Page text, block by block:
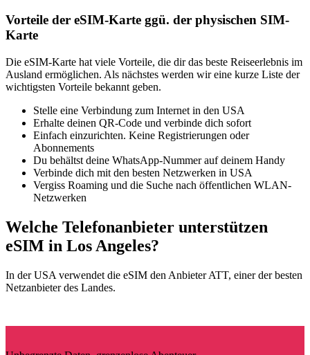
Vorteile der eSIM-Karte ggü. der physischen SIM-
Karte
Die eSIM-Karte hat viele Vorteile, die dir das beste Reiseerlebnis im
Ausland ermöglichen. Als nächstes werden wir eine kurze Liste der
wichtigsten Vorteile bekannt geben.
Stelle eine Verbindung zum Internet in den USA
Erhalte deinen QR-Code und verbinde dich sofort
Einfach einzurichten. Keine Registrierungen oder
Abonnements
Du behältst deine WhatsApp-Nummer auf deinem Handy
Verbinde dich mit den besten Netzwerken in USA
Vergiss Roaming und die Suche nach öffentlichen WLAN-
Netzwerken
Welche Telefonanbieter unterstützen
eSIM in Los Angeles?
In der USA verwendet die eSIM den Anbieter ATT, einer der besten
Netzanbieter des Landes.